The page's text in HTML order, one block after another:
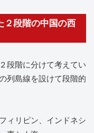
２段階の中国の西
段階に分けて考えてい
列島線を設けて段階的
ィリピン、インドネシ